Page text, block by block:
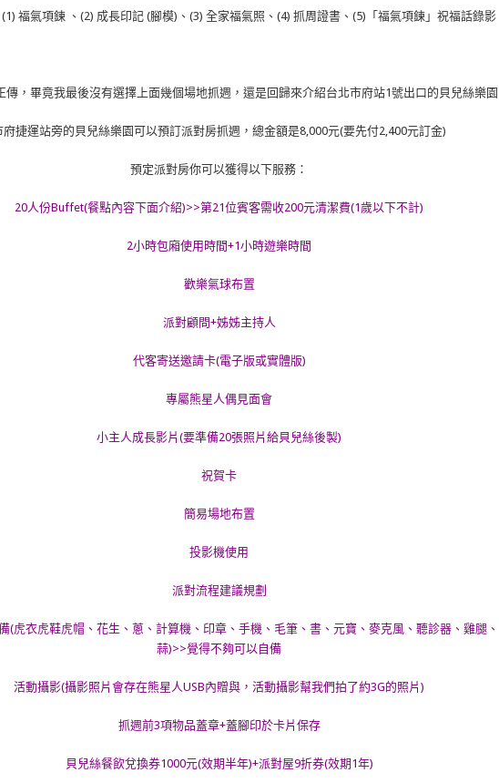
福氣項鍊 、(2) 成長印記 (腳模)、(3) 全家福氣照、(4) 抓周證書、(5)「福氣項鍊」祝福話錄影
傳，畢竟我最後沒有選擇上面幾個場地抓週，還是回歸來介紹台北市府站1號出口的貝兒絲樂園
府捷運站旁的貝兒絲樂園可以預訂派對房抓週，總金額是8,000元(要先付2,400元訂金)
預定派對房你可以獲得以下服務：
20人份Buffet(餐點內容下面介紹)>>第21位賓客需收200元清潔費(1歲以下不計)
2小時包廂使用時間+1小時遊樂時間
歡樂氣球布置
派對顧問+姊姊主持人
代客寄送邀請卡(電子版或實體版)
專屬熊星人偶見面會
小主人成長影片(要準備20張照片給貝兒絲後製)
祝賀卡
簡易場地布置
投影機使用
派對流程建議規劃
(虎衣虎鞋虎帽、花生、蔥、計算機、印章、手機、毛筆、書、元寶、麥克風、聽診器、雞腿、
蒜)>>覺得不夠可以自備
活動攝影(攝影照片會存在熊星人USB內贈與，活動攝影幫我們拍了約3G的照片)
抓週前3項物品蓋章+蓋腳印於卡片保存
貝兒絲餐飲兌換券1000元(效期半年)+派對屋9折券(效期1年)